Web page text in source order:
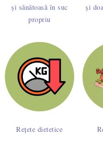
și sănătoasă în suc
propriu
și
Rețete dietetice